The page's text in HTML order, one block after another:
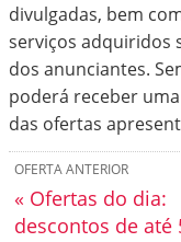
divulgadas, bem
serviços adquiridos
dos anunciantes.
poderá receber
das ofertas
OFERTA ANTERIOR
« Ofertas do dia:
descontos de até